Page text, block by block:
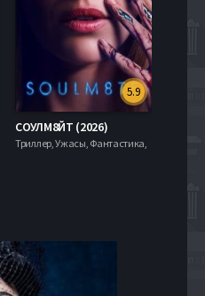
5.9
СОУЛМ8ЙТ (2026)
Триллер, Ужасы, Фантастика,